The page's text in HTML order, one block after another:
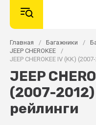
Главная / Багажники /
JEEP CHEROKEE
/
JEEP CHEROKEE IV (KK)
JEEP
(2007-
рейлинги